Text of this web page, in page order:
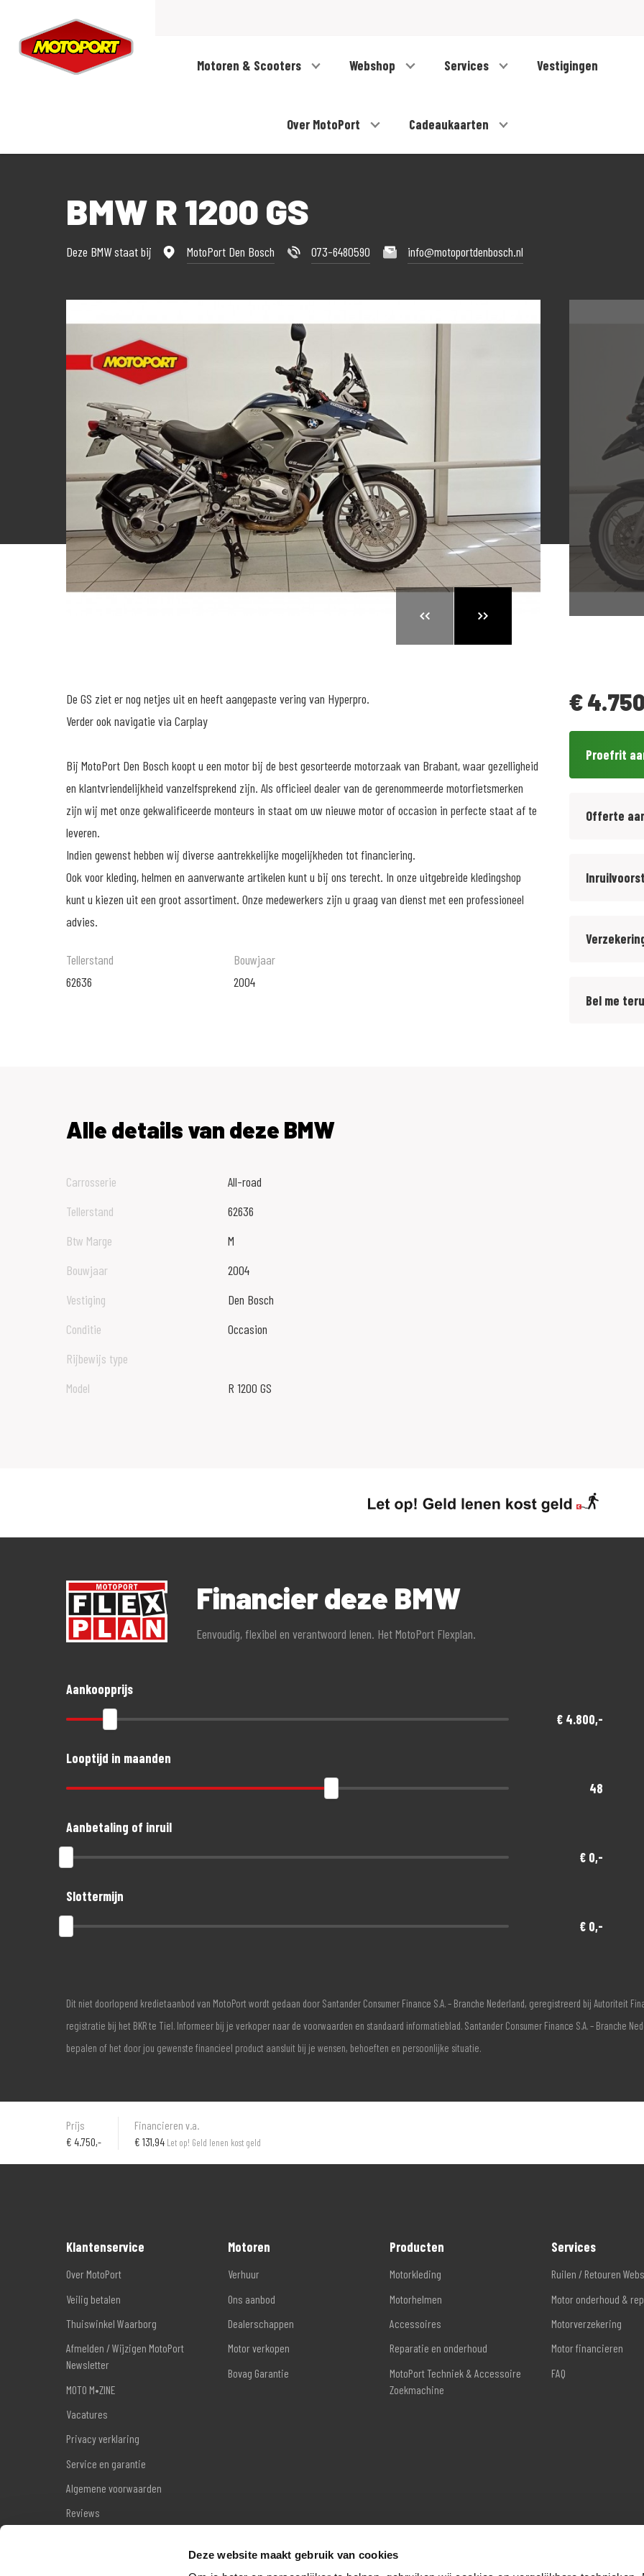
Deze website maakt gebruik van cookies
Motoren & Scooters Webshop Services Vestigingen
Over MotoPort Cadeaukaarten
BMW R 1200 GS
Deze BMW staat bij MotoPort Den Bosch 073-6480590 info@motoportdenbosch.nl
De GS ziet er nog netjes uit en heeft aangepaste vering van Hyperpro.
Verder ook navigatie via Carplay
Bij MotoPort Den Bosch koopt u een motor bij de best gesorteerde motorzaak van Brabant, waar gezelligheid
en klantvriendelijkheid vanzelfsprekend zijn. Als officieel dealer van de gerenommeerde motorfietsmerken
zijn wij met onze gekwalificeerde monteurs in staat om uw nieuwe motor of occasion in perfecte staat af te
leveren.
Indien gewenst hebben wij diverse aantrekkelijke mogelijkheden tot financiering.
Ook voor kleding, helmen en aanverwante artikelen kunt u bij ons terecht. In onze uitgebreide kledingshop
kunt u kiezen uit een groot assortiment. Onze medewerkers zijn u graag van dienst met een professioneel
advies.
Tellerstand
62636
Bouwjaar
2004
€
Proefrit
Offerte
Bel me
Alle details van deze BMW
Carrosserie
All-road
Tellerstand
62636
Btw Marge
M
Bouwjaar
2004
Vestiging
Den Bosch
Conditie
Occasion
Rijbewijs type
Model
R 1200 GS
Financier deze BMW
Eenvoudig, flexibel en verantwoord lenen. Het MotoPort Flexplan.
Aankoopprijs
€ 4.800,-
Looptijd in maanden
48
Aanbetaling of inruil
€ 0,-
Slottermijn
€ 0,-
Dit niet doorlopend kredietaanbod van MotoPort wordt gedaan door Santander Consumer Finance S.A. – Branche Nederland, geregistreerd bij Autoriteit
registratie bij het BKR te Tiel. Informeer bij je verkoper naar de voorwaarden en standaard informatieblad. Santander Consumer Finance S.A. – Branche
bepalen of het door jou gewenste financieel product aansluit bij je wensen, behoeften en persoonlijke situatie.
Prijs
€ 4.750,-
Financieren v.a.
€ 131,94 Let op! Geld lenen kost geld
Klantenservice
Over MotoPort
Veilig betalen
Thuiswinkel Waarborg
Afmelden / Wijzigen MotoPort
Newsletter
MOTO M•ZINE
Vacatures
Privacy verklaring
Service en garantie
Algemene voorwaarden
Reviews
Motoren
Verhuur
Ons aanbod
Dealerschappen
Motor verkopen
Bovag Garantie
Producten
Motorkleding
Motorhelmen
Accessoires
Reparatie en onderhoud
MotoPort Techniek & Accessoire
Zoekmachine
Services
Ruilen / Retouren
Motor onderhoud &
Motorverzekering
Motor financieren
FAQ